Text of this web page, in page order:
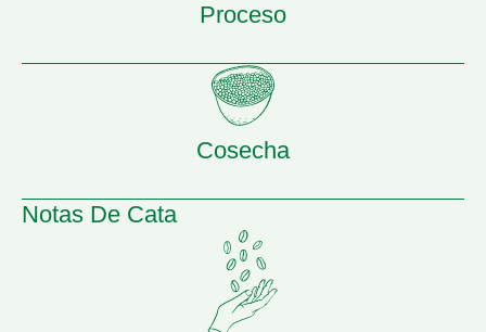
Proceso
Cosecha
Notas De Cata